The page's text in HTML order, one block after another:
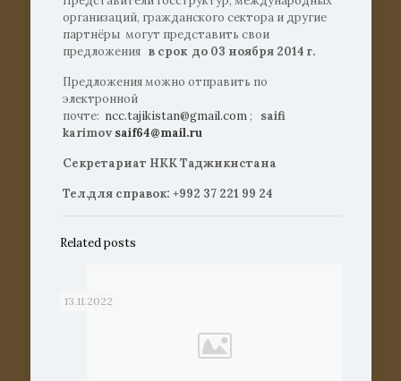
организаций, гражданского сектора и другие
партнёры могут представить свои
предложения в срок до 03 ноября 2014 г.
Предложения можно отправить по
электронной
почте: ncc.tajikistan@gmail.com; saifi
karimov saif64@mail.ru
Секретариат НКК Таджикистана
Тел.для справок: +992 37 221 99 24
Related posts
13.11.2022